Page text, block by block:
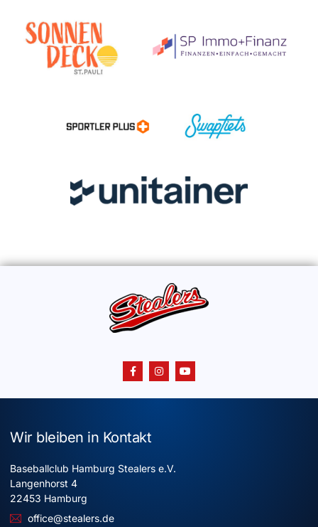
Wir bleiben in Kontakt
Baseballclub Hamburg Stealers e.V.
Langenhorst 4
22453 Hamburg
office@stealers.de